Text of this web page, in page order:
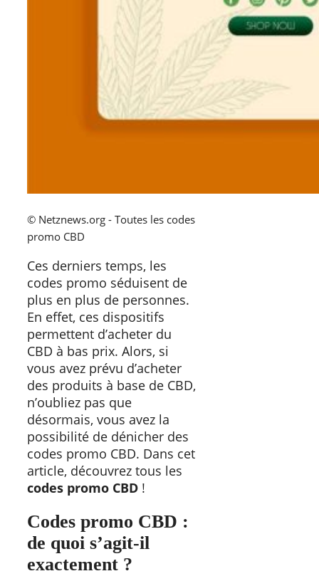
© Netznews.org - Toutes les codes
promo CBD
Ces derniers temps, les
codes promo séduisent de
plus en plus de personnes.
En effet, ces dispositifs
permettent d’acheter du
CBD à bas prix. Alors, si
vous avez prévu d’acheter
des produits à base de CBD,
n’oubliez pas que
désormais, vous avez la
possibilité de dénicher des
codes promo CBD. Dans cet
article, découvrez tous les
codes promo CBD !
Codes promo CBD :
de quoi s’agit-il
exactement ?